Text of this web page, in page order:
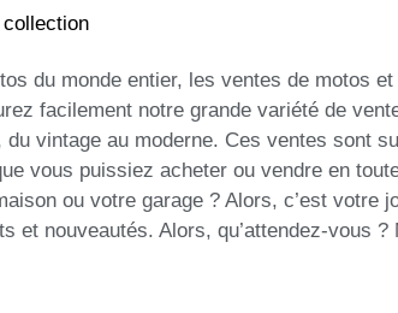
du monde entier, les ventes de motos
facilement notre grande variété de
vintage au moderne. Ces ventes sont
vous puissiez acheter ou vendre en
ou votre garage ? Alors, c’est votre
et nouveautés. Alors, qu’attendez-vous